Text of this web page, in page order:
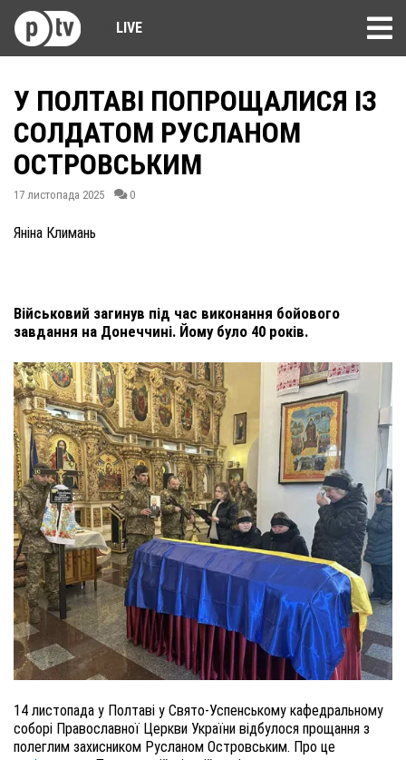
LIVE
У ПОЛТАВІ ПОПРОЩАЛИСЯ ІЗ
СОЛДАТОМ РУСЛАНОМ
ОСТРОВСЬКИМ
17 листопада 2025 0
Яніна Климань
Військовий загинув під час виконання бойового
завдання на Донеччині. Йому було 40 років.
14 листопада у Полтаві у Свято-Успенському кафедральному
соборі Православної Церкви України відбулося прощання з
полеглим захисником Русланом Островським. Про це